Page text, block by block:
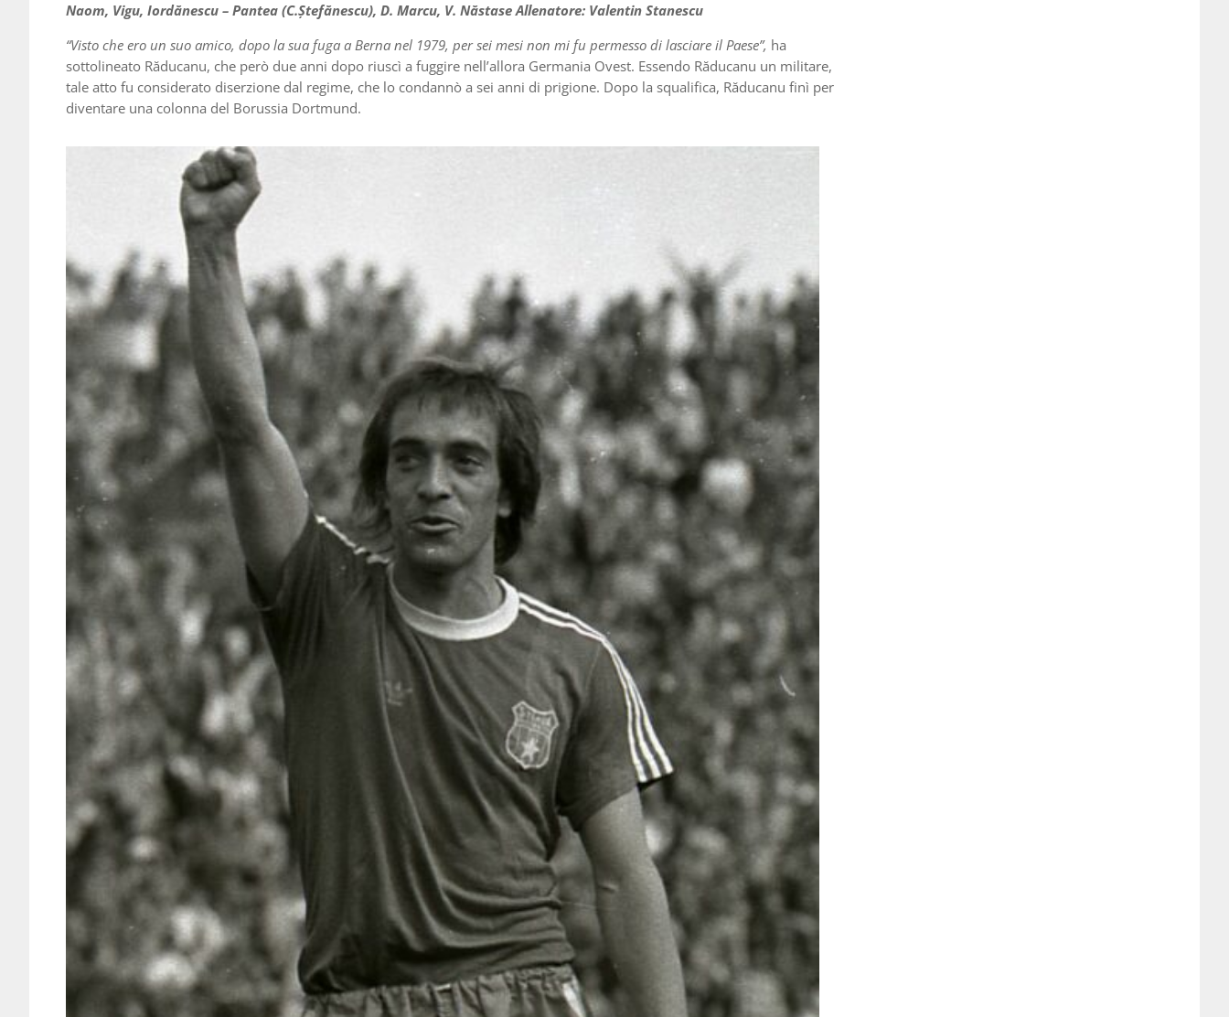
Naom, Vigu, Iordănescu – Pantea (C.Ștefănescu), D. Marcu, V. Năstase Allenatore: Valentin Stanescu
“Visto che ero un suo amico, dopo la sua fuga a Berna nel 1979, per sei mesi non mi fu permesso di lasciare il Paese”, ha
sottolineato Răducanu, che però due anni dopo riuscì a fuggire nell’allora Germania Ovest. Essendo Răducanu un militare,
tale atto fu considerato diserzione dal regime, che lo condannò a sei anni di prigione. Dopo la squalifica, Răducanu finì per
diventare una colonna del Borussia Dortmund.